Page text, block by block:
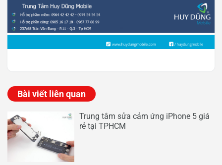
Bài viết liên quan
Trung tâm sửa cảm ứng iPhone 5 giá
rẻ tại TPHCM